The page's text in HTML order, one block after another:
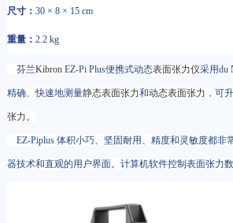
尺寸： 30 × 8 × 15 cm
重量： 2.2 kg
芬兰Kibron EZ-Pi Plus便携式动态表面张力仪采用du
精确、快速地测量静态表面张力和动态表面张力 ，可
张力。
EZ-Piplus 体积小巧、坚固耐用、精度和灵敏度都非
器技术和直观的用户界面。计算机软件控制表面张力